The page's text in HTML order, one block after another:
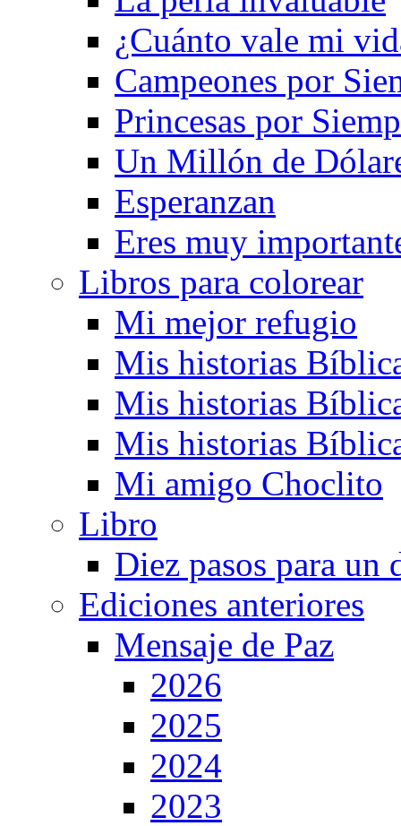
¿Cuánto vale mi
Campeones por
Princesas por
Un Millón de
Esperanzan
Eres muy
Libros para colorear
Mi mejor refugio
Mis historias
Mis historias
Mis historias
Mi amigo Choclito
Libro
Diez pasos para
Ediciones anteriores
Mensaje de Paz
2026
2025
2024
2023